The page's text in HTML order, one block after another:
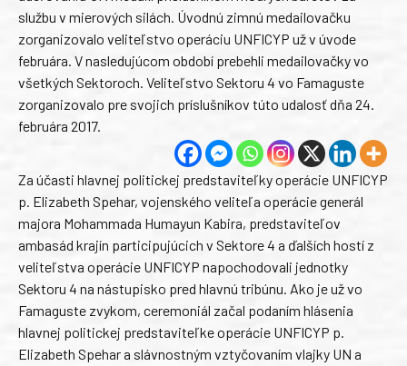
službu v mierových silách. Úvodnú zimnú medailovačku
zorganizovalo veliteľstvo operáciu UNFICYP už v úvode
februára. V nasledujúcom období prebehli medailovačky vo
všetkých Sektoroch. Veliteľstvo Sektoru 4 vo Famaguste
zorganizovalo pre svojich príslušníkov túto udalosť dňa 24.
februára 2017.
Za účasti hlavnej politickej predstaviteľky operácie UNFICYP
p. Elizabeth Spehar, vojenského veliteľa operácie generál
majora Mohammada Humayun Kabira, predstaviteľov
ambasád krajín participujúcich v Sektore 4 a ďalších hostí z
veliteľstva operácie UNFICYP napochodovali jednotky
Sektoru 4 na nástupisko pred hlavnú tribúnu. Ako je už vo
Famaguste zvykom, ceremoniál začal podaním hlásenia
hlavnej politickej predstaviteľke operácie UNFICYP p.
Elizabeth Spehar a slávnostným vztyčovaním vlajky UN a